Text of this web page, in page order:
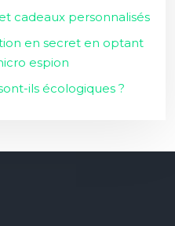
cadeaux personnalisés
en secret en optant
espion
ils écologiques ?